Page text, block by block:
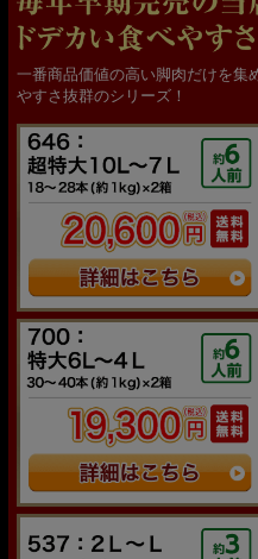
一番商品価値の高い脚肉だけを集
やすさ抜群のシリーズ！